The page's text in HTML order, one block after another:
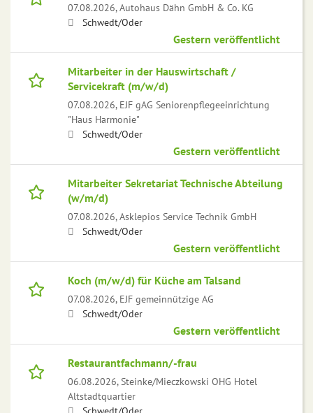
07.08.2026,Autohaus Dähn GmbH & Co. KG
Schwedt/Oder
Gestern veröffentlicht
Mitarbeiter in der Hauswirtschaft /
Servicekraft (m/w/d)
07.08.2026, EJF gAG Seniorenpflegeeinrichtung
"Haus Harmonie"
Schwedt/Oder
Gestern veröffentlicht
Mitarbeiter Sekretariat Technische Abteilung
(w/m/d)
07.08.2026,Asklepios Service Technik GmbH
Schwedt/Oder
Gestern veröffentlicht
Koch (m/w/d) für Küche am Talsand
07.08.2026, EJF gemeinnützige AG
Schwedt/Oder
Gestern veröffentlicht
Restaurantfachmann/-frau
06.08.2026,Steinke/Mieczkowski OHG Hotel
Altstadtquartier